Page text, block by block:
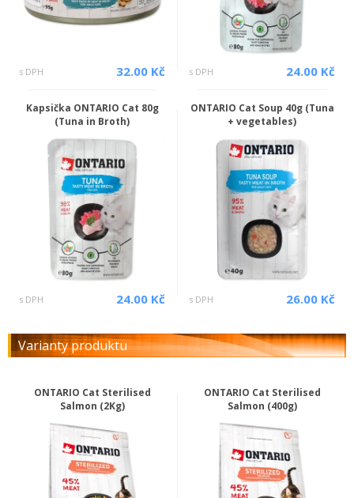
s DPH 32.00 Kč s DPH 24.00 Kč
Kapsička ONTARIO Cat 80g
(Tuna in Broth)
s DPH 24.00 Kč
ONTARIO Cat Soup 40g (Tuna
+ vegetables)
s DPH 26.00 Kč
Varianty produktu
ONTARIO Cat Sterilised
Salmon (2Kg)
ONTARIO Cat Sterilised
Salmon (400g)